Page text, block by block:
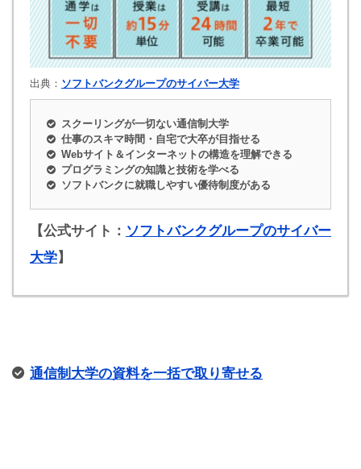
出典： ソフトバンクグループのサイバー大学
スクーリングが一切ない通信制大学
仕事のスキマ時間・自宅で大卒が目指せる
Webサイト＆インターネットの構造を理解できる
プログラミングの知識と技術を学べる
ソフトバンクに就職しやすい優待制度がある
【公式サイト： ソフトバンクグループのサイバー
大学】
通信制大学の資料を一括で取り寄せる